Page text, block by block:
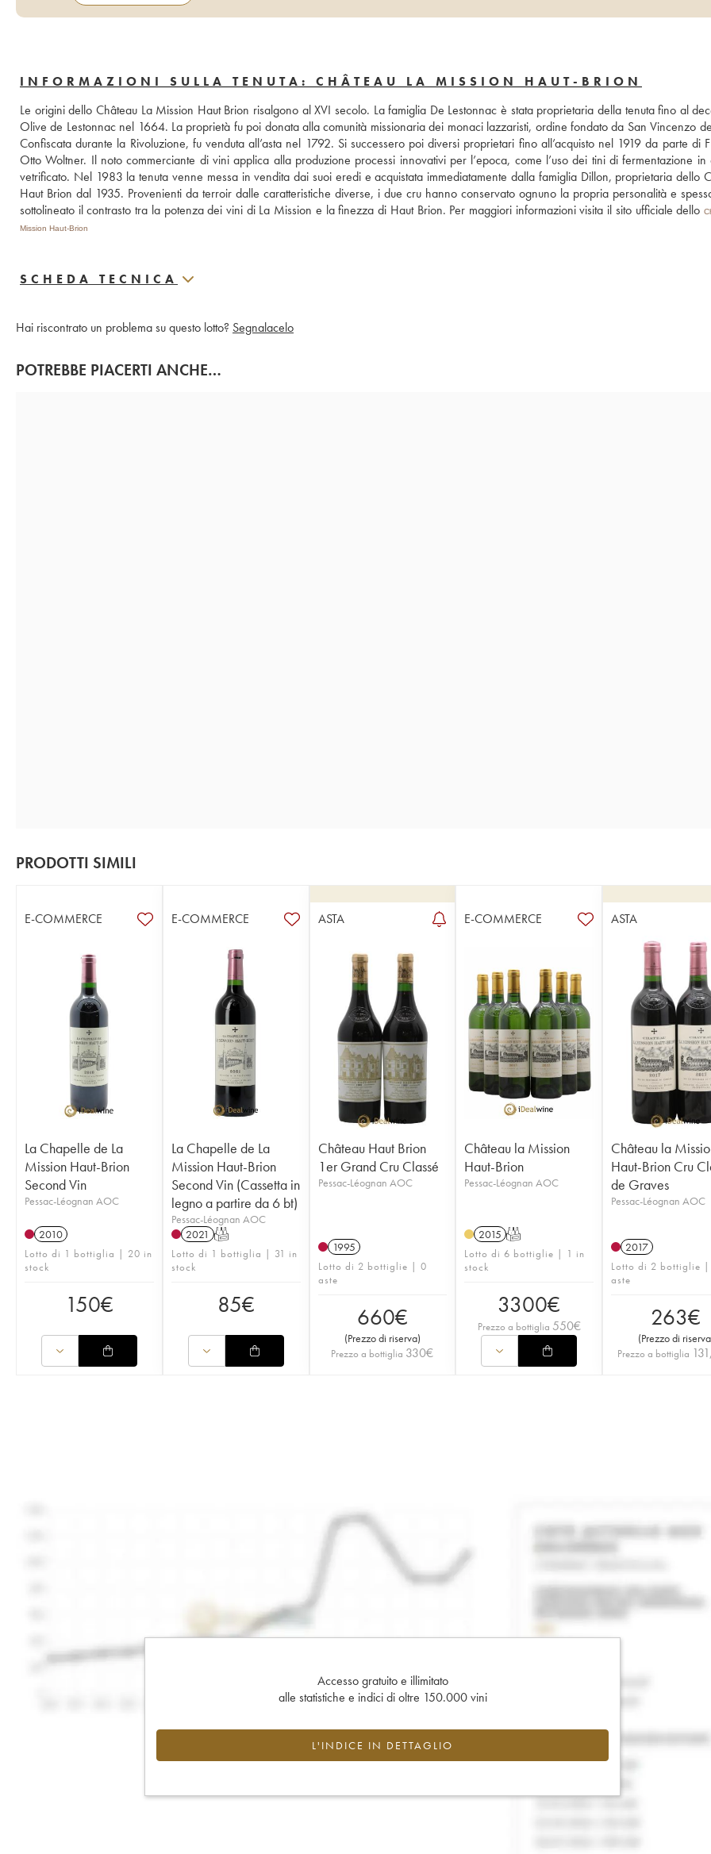
INFORMAZIONI SULLA TENUTA: CHÂTEAU LA MISSION HAUT-BRION
Le origini dello Château La Mission Haut Brion risalgono al XVI secolo. La famiglia De Lestonnac è stata proprietaria della tenuta fino al
Olive de Lestonnac nel 1664. La proprietà fu poi donata alla comunità missionaria dei monaci lazzaristi, ordine fondato da San Vincenzo
Confiscata durante la Rivoluzione, fu venduta all’asta nel 1792. Si successero poi diversi proprietari fino all’acquisto nel 1919 da parte di
Otto Woltner. Il noto commerciante di vini applica alla produzione processi innovativi per l’epoca, come l’uso dei tini di fermentazione in
vetrificato. Nel 1983 la tenuta venne messa in vendita dai suoi eredi e acquistata immediatamente dalla famiglia Dillon, proprietaria dello
Haut Brion dal 1935. Provenienti da terroir dalle caratteristiche diverse, i due cru hanno conservato ognuno la propria personalità e
sottolineato il contrasto tra la potenza dei vini di La Mission e la finezza di Haut Brion. Per maggiori informazioni visita il sito ufficiale dello
Mission Haut-Brion
SCHEDA TECNICA
Hai riscontrato un problema su questo lotto? Segnalacelo
POTREBBE PIACERTI ANCHE…
PRODOTTI SIMILI
E-COMMERCE
La Chapelle de La
Mission Haut-Brion
Second Vin
Pessac-Léognan AOC
2010
Lotto di 1 bottiglia | 20 in
stock
150€
E-COMMERCE
La Chapelle de La
Mission Haut-Brion
Second Vin (Cassetta in
legno a partire da 6 bt)
Pessac-Léognan AOC
2021 T
Lotto di 1 bottiglia | 31 in
stock
85€
ASTA
Château Haut Brion
1er Grand Cru Classé
Pessac-Léognan AOC
1995
Lotto di 2 bottiglie | 0
aste
660€
(Prezzo di riserva)
Prezzo a bottiglia 330€
E-COMMERCE
Château la Mission
Haut-Brion
Pessac-Léognan AOC
2015 T
Lotto di 6 bottiglie | 1 in
stock
3300€
Prezzo a bottiglia 550€
ASTA
Château la
Haut-Brion Cru
de Graves
Pessac-Léognan AOC
2017
Lotto di 2 bottiglie
aste
263€
(Prezzo di riserva
Prezzo a bottiglia
Accesso gratuito e illimitato
alle statistiche e indici di oltre 150.000 vini
L'INDICE IN DETTAGLIO